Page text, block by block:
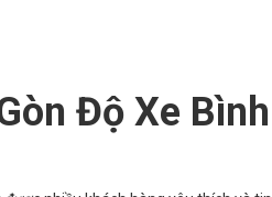
Độ Xe Bình